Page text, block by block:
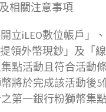
相關注意事項
立iLEO數位帳戶」
領外幣現鈔」及「
點活動且符合活動
將於完成該活動後5
第一銀行粉獅幣集